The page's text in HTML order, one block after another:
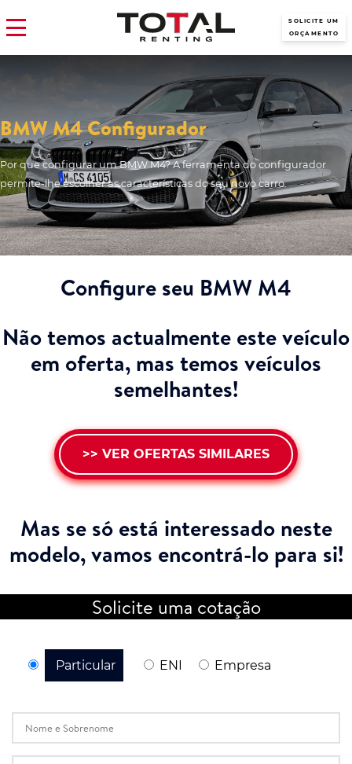
SOLICITE UM
ORÇAMENTO
BMW M4 Configurador
Por que configurar um BMW M4? A ferramenta do configurador
permite-lhe escolher as características do seu novo carro.
Configure seu BMW M4
Não temos actualmente este veículo
em oferta, mas temos veículos
semelhantes!
>> VER OFERTAS SIMILARES
Mas se só está interessado neste
modelo,vamos encontrá-lo para si!
Solicite uma cotação
Particular ENI Empresa